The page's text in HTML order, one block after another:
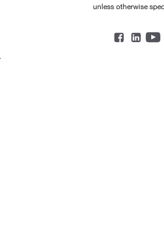
unless otherwise